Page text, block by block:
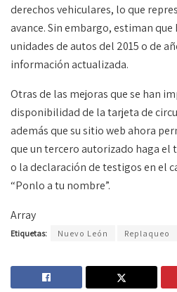
derechos vehiculares, lo que
avance. Sin embargo, estiman
unidades de autos del 2015 o de
información actualizada.
Otras de las mejoras que se han
disponibilidad de la tarjeta de
además que su sitio web ahora
que un tercero autorizado haga
o la declaración de testigos en el
“Ponlo a tu nombre”.
Array
Etiquetas: Nuevo León Replaqueo